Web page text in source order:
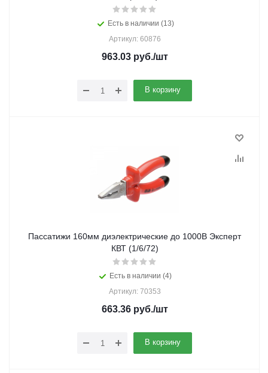
Есть в наличии (13)
Артикул: 60876
963.03руб./шт
В корзину
Пассатижи 160мм диэлектрические до 1000В Эксперт
КВТ (1/6/72)
Есть в наличии (4)
Артикул: 70353
663.36руб./шт
В корзину